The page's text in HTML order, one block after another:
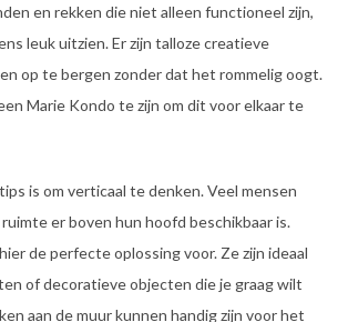
en rekken die niet alleen functioneel zijn,
leuk uitzien. Er zijn talloze creatieve
op te bergen zonder dat het rommelig oogt.
Marie Kondo te zijn om dit voor elkaar te
is om verticaal te denken. Veel mensen
er boven hun hoofd beschikbaar is.
de perfecte oplossing voor. Ze zijn ideaal
of decoratieve objecten die je graag wilt
aan de muur kunnen handig zijn voor het